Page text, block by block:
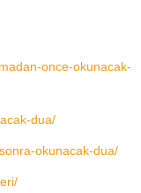
once-okunacak-
dua/
okunacak-dua/